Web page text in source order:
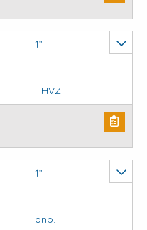
1”
THVZ
C aantal
1”
onb.